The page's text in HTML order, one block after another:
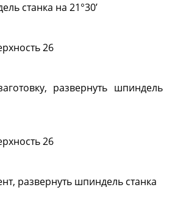
станка на 21°30’
26
развернуть шпиндель
26
развернуть шпиндель станка